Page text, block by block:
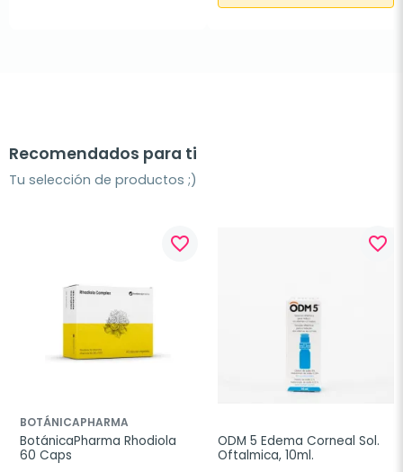
Recomendados para ti
Tu selección de productos ;)
favorite_border
BOTÁNICAPHARMA
BotánicaPharma Rhodiola
60 Caps
favorite_border
ODM 5 Edema Corneal Sol.
Oftalmica, 10ml.